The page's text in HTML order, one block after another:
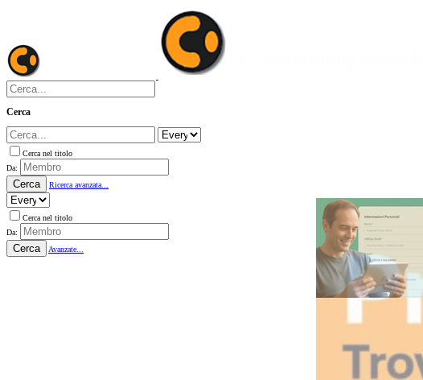
Cerca
Cerca nel titolo
Da:
Cerca Ricerca avanzata...
Cerca nel titolo
Da:
Cerca Avanzate...